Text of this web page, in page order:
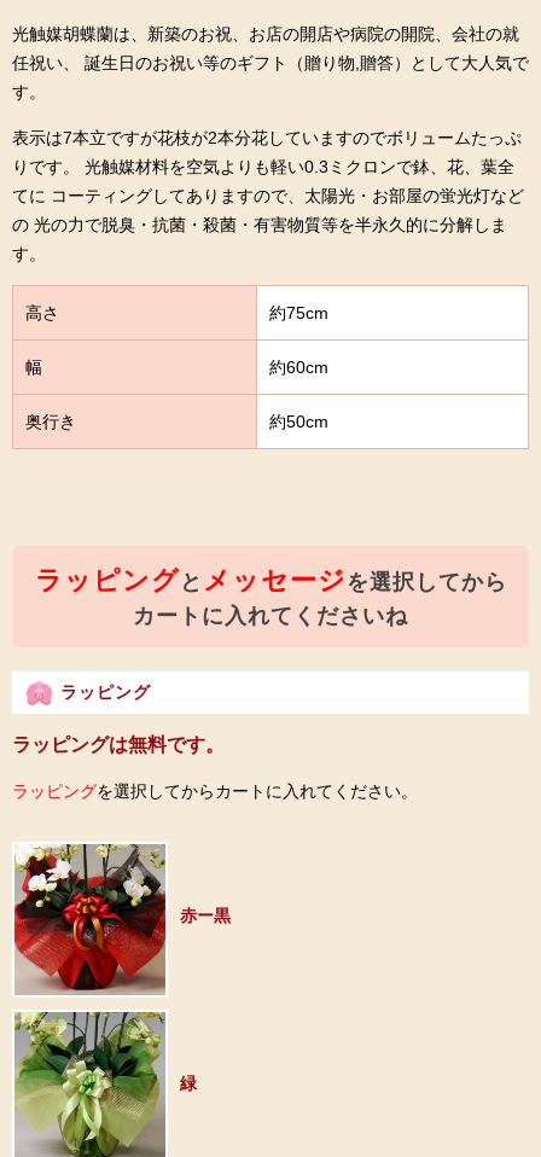
光触媒胡蝶蘭は、新築のお祝、お店の開店や病院の開院、会社の就
任祝い、 誕生日のお祝い等のギフト（贈り物,贈答）として大人気で
す。
表示は7本立ですが花枝が2本分花していますのでボリュームたっぷ
りです。 光触媒材料を空気よりも軽い0.3ミクロンで鉢、花、葉全
てに コーティングしてありますので、太陽光・お部屋の蛍光灯など
の 光の力で脱臭・抗菌・殺菌・有害物質等を半永久的に分解しま
す。
高さ 約75cm
幅 約60cm
奥行き 約50cm
ラッピングと メッセージ を選択してから
カートに入れてくださいね
ラッピング
ラッピングは無料です。
ラッピングを選択してからカートに入れてください。
赤ー黒
緑